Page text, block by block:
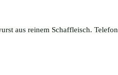
aus reinem Schaffleisch. Telefon